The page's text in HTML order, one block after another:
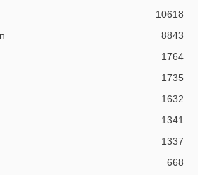
10618
8843
1764
1735
1632
1341
1337
668